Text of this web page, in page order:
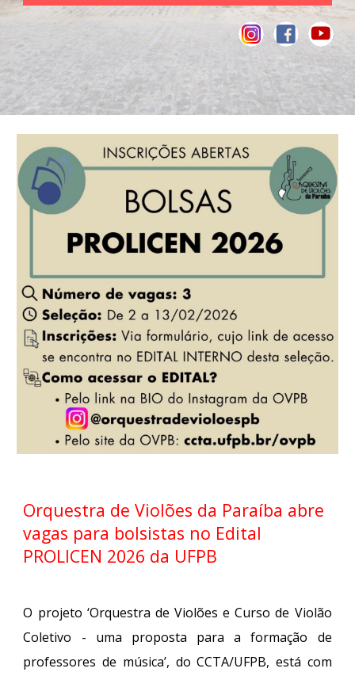
Orquestra de Violões da Paraíba abre
vagas para bolsistas no Edital
PROLICEN 2026 da UFPB
O projeto ‘Orquestra de Violões e Curso de Violão
Coletivo - uma proposta para a formação de
professores de música’, do CCTA/UFPB, está com